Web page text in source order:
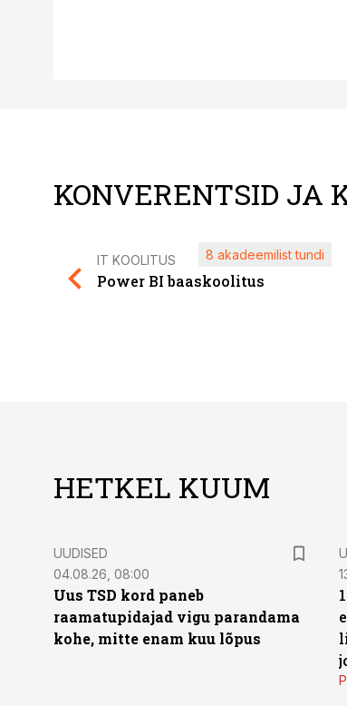
KONVERENTSID JA
IT KOOLITUS
Power BI baaskoolitus
8 akadeemilist tundi
HETKEL KUUM
UUDISED
04.08.26, 08:00
Uus TSD kord paneb
raamatupidajad vigu parandama
kohe, mitte enam kuu lõpus